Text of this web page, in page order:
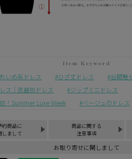
いめ系ドレス ひざ丈ドレス
谷間魅
ス｜武器別ドレス
ジップミニドレス
！Summer Luxe Week
ベージュのドレス
約商品に
しまして
商品に関する
注意事項
お取り寄せに関しまして